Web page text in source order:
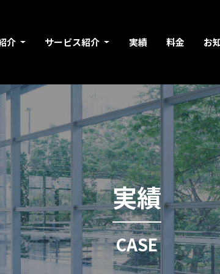
介 サービス紹介 実績 料金 お
実績
CASE